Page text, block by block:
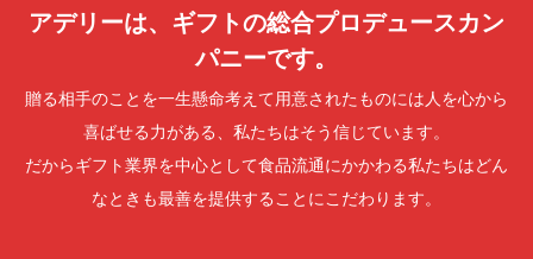
アデリーは、ギフトの総合プロデュースカン
パニーです。
贈る相手のことを一生懸命考えて用意されたものには人を心から
喜ばせる力がある、私たちはそう信じています。
だからギフト業界を中心として食品流通にかかわる私たちはどん
なときも最善を提供することにこだわります。